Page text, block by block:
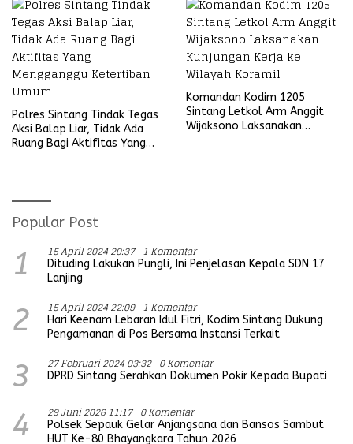
Polres Sintang Tindak Tegas
Aksi Balap Liar, Tidak Ada
Ruang Bagi Aktifitas Yang
Komandan Kodim 1205
Sintang Letkol Arm Anggit
Wijaksono Laksanakan
Popular Post
1 15 April 2024 20:37 1 Komentar
Dituding Lakukan Pungli, Ini Penjelasan Kepala SDN 17
Lanjing
2 15 April 2024 22:09 1 Komentar
Hari Keenam Lebaran Idul Fitri, Kodim Sintang Dukung
Pengamanan di Pos Bersama Instansi Terkait
3 27 Februari 2024 03:32 0 Komentar
DPRD Sintang Serahkan Dokumen Pokir Kepada Bupati
4 29 Juni 2026 11:17 0 Komentar
Polsek Sepauk Gelar Anjangsana dan Bansos Sambut
HUT Ke-80 Bhayangkara Tahun 2026